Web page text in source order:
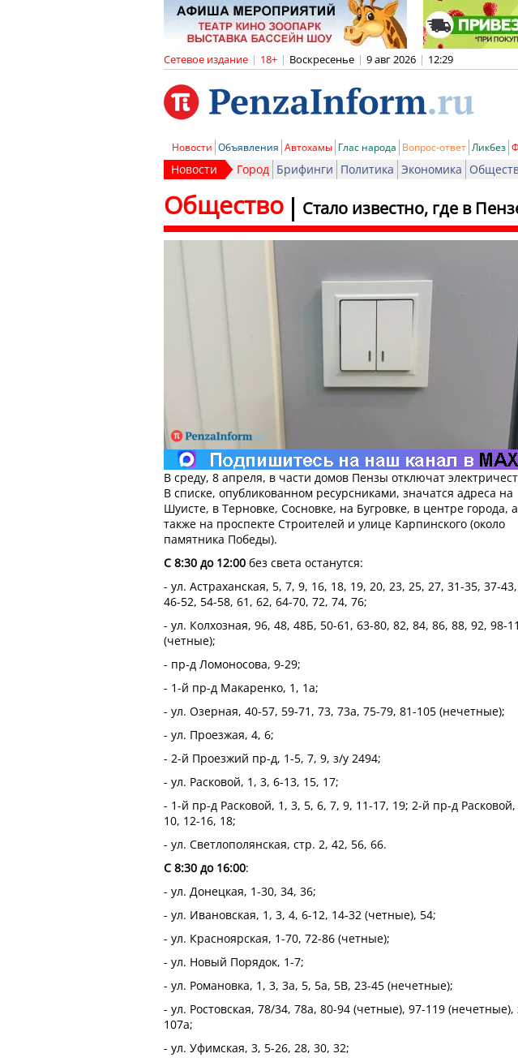
Сетевое издание | 18+ | Воскресенье | 9 авг 2026 | 12:29
Новости Объявления Автохамы Глас народа Вопрос-ответ Ликбез
Новости Город Брифинги Политика Экономика
Стало известно, где в
Общество
В среду, 8 апреля, в части домов Пензы отключат
В списке, опубликованном ресурсниками, значатся адреса на
Шуисте, в Терновке, Сосновке, на Бугровке, в центре города, а
также на проспекте Строителей и улице Карпинского (около
памятника Победы).
С 8:30 до 12:00 без света останутся:
- ул. Астраханская, 5, 7, 9, 16, 18, 19, 20, 23, 25, 27, 31-35, 37-43,
46-52, 54-58, 61, 62, 64-70, 72, 74, 76;
- ул. Колхозная, 96, 48, 48Б, 50-61, 63-80, 82, 84, 86, 88, 92, 98-
(четные);
- пр-д Ломоносова, 9-29;
- 1-й пр-д Макаренко, 1, 1а;
- ул. Озерная, 40-57, 59-71, 73, 73а, 75-79, 81-105 (нечетные);
- ул. Проезжая, 4, 6;
- 2-й Проезжий пр-д, 1-5, 7, 9, з/у 2494;
- ул. Расковой, 1, 3, 6-13, 15, 17;
- 1-й пр-д Расковой, 1, 3, 5, 6, 7, 9, 11-17, 19; 2-й пр-д Расковой,
10, 12-16, 18;
- ул. Светлополянская, стр. 2, 42, 56, 66.
С 8:30 до 16:00:
- ул. Донецкая, 1-30, 34, 36;
- ул. Ивановская, 1, 3, 4, 6-12, 14-32 (четные), 54;
- ул. Красноярская, 1-70, 72-86 (четные);
- ул. Новый Порядок, 1-7;
- ул. Романовка, 1, 3, 3а, 5, 5а, 5В, 23-45 (нечетные);
- ул. Ростовская, 78/34, 78а, 80-94 (четные), 97-119 (нечетные),
107а;
- ул. Уфимская, 3, 5-26, 28, 30, 32;